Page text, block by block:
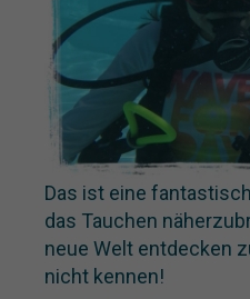
Das ist eine
das Tauchen
neue Welt entdecken
nicht kennen!